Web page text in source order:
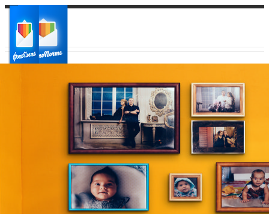
Ваш регион доставки
Выберите из списка: